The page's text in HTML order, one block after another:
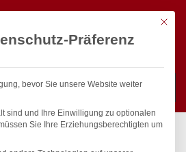
Suchen
& Gastro Geräte für Profis
Mit
Präferenz
bevor Sie unsere Website weiter
sind und Ihre Einwilligung zu optionalen
Sie Ihre Erziehungsberechtigten um